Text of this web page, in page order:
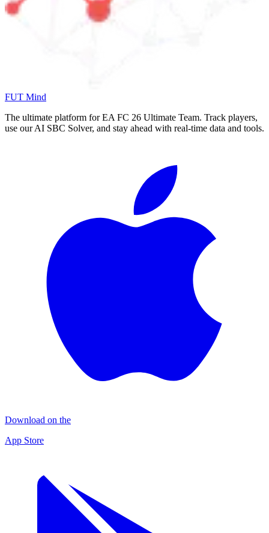
FUT Mind
The ultimate platform for EA FC 26 Ultimate Team. Track players,
use our AI SBC Solver, and stay ahead with real-time data and tools.
Download on the
App Store